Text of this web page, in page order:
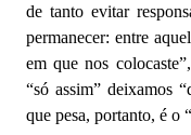
de tanto evitar
permanecer: entre
em que nos
“só assim” deixamos
que pesa, portanto, é o